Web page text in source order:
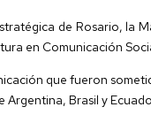
de Rosario, la
en Comunicación
que fueron
Brasil y